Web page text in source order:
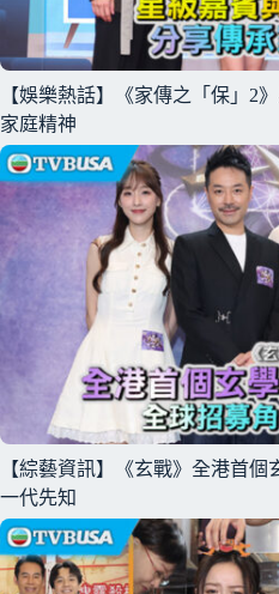
【娛樂熱話】《家傳之「保」2
家庭精神
【綜藝資訊】《玄戰》全港首
一代先知